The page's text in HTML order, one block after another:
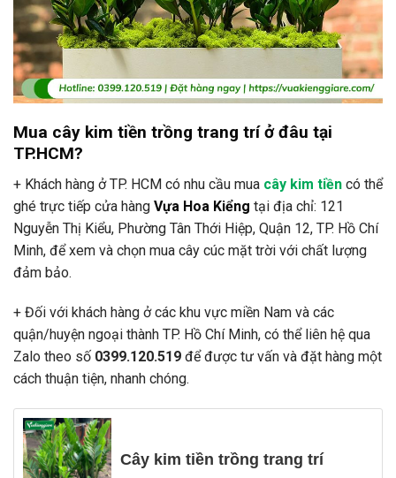
Mua cây kim tiền trồng trang trí ở đâu tại
TP.HCM?
+ Khách hàng ở TP. HCM có nhu cầu mua cây kim tiền có thể
ghé trực tiếp cửa hàng Vựa Hoa Kiểng tại địa chỉ: 121
Nguyễn Thị Kiểu, Phường Tân Thới Hiệp, Quận 12, TP. Hồ Chí
Minh, để xem và chọn mua cây cúc mặt trời với chất lượng
đảm bảo.
+ Đối với khách hàng ở các khu vực miền Nam và các
quận/huyện ngoại thành TP. Hồ Chí Minh, có thể liên hệ qua
Zalo theo số 0399.120.519 để được tư vấn và đặt hàng một
cách thuận tiện, nhanh chóng.
Cây kim tiền trồng trang trí